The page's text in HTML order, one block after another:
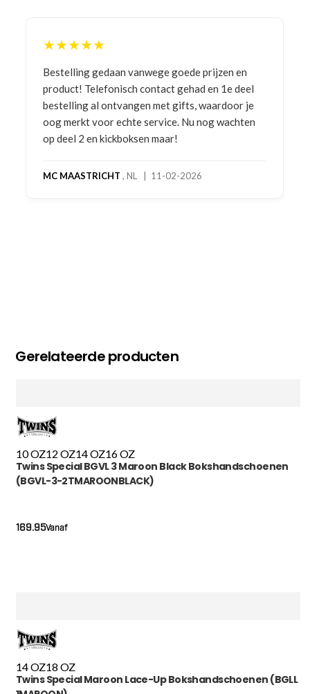
★★★★★
Bestelling gedaan vanwege goede prijzen en
product! Telefonisch contact gehad en 1e deel
bestelling al ontvangen met gifts, waardoor je
oog merkt voor echte service. Nu nog wachten
op deel 2 en kickboksen maar!
MC MAASTRICHT , NL | 11-02-2026
Gerelateerde producten
10 OZ12 OZ14 OZ16 OZ
Twins Special BGVL 3 Maroon Black Bokshandschoenen
(BGVL-3-2TMAROONBLACK)
Vanaf
169.95
14 OZ18 OZ
Twins Special Maroon Lace-Up Bokshandschoenen (BGLL